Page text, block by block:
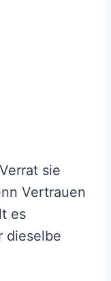
sie
Vertrauen
es
dieselbe